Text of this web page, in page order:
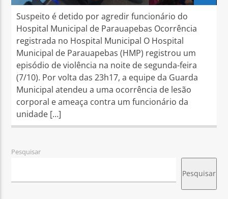
Suspeito é detido por agredir funcionário do
Hospital Municipal de Parauapebas Ocorrência
registrada no Hospital Municipal O Hospital
Municipal de Parauapebas (HMP) registrou um
episódio de violência na noite de segunda-feira
(7/10). Por volta das 23h17, a equipe da Guarda
Municipal atendeu a uma ocorrência de lesão
corporal e ameaça contra um funcionário da
unidade […]
Pesquisar
Pesquisar